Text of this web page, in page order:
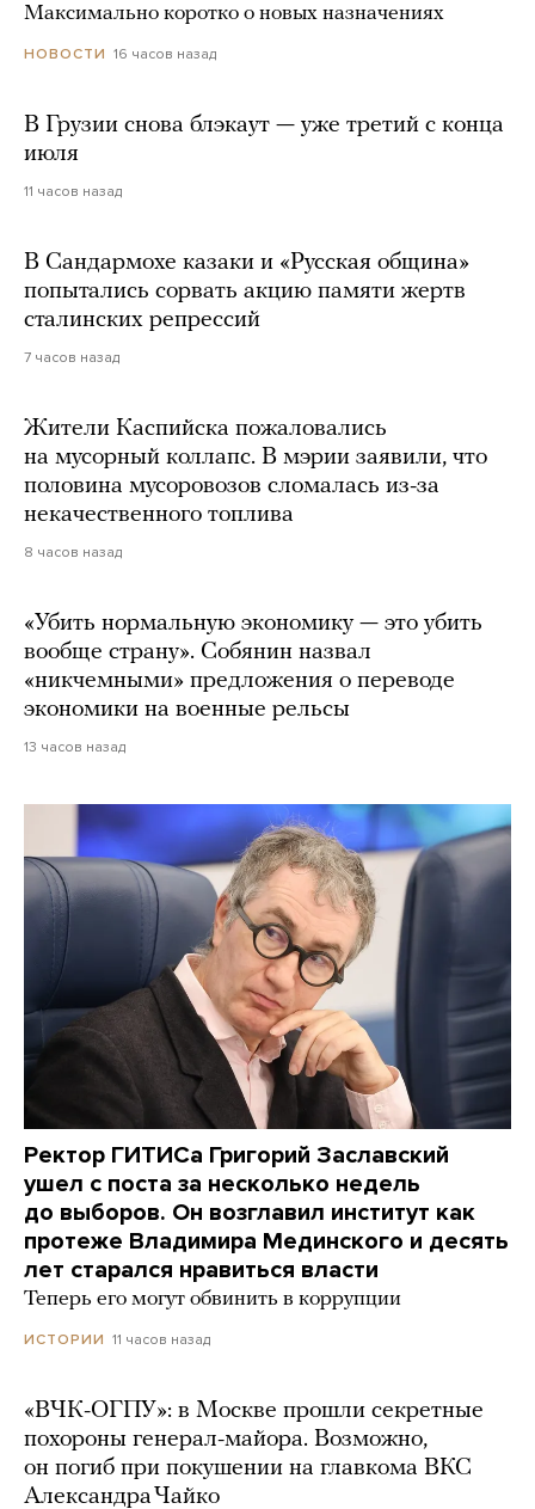
Максимально коротко о новых назначениях
НОВОСТИ 16 часов назад
В Грузии снова блэкаут — уже третий с конца
июля
11 часов назад
В Сандармохе казаки и «Русская община»
попытались сорвать акцию памяти жертв
сталинских репрессий
7 часов назад
Жители Каспийска пожаловались
на мусорный коллапс. В мэрии заявили, что
половина мусоровозов сломалась из-за
некачественного топлива
8 часов назад
«Убить нормальную экономику — это убить
вообще страну». Собянин назвал
«никчемными» предложения о переводе
экономики на военные рельсы
13 часов назад
Ректор ГИТИСа Григорий Заславский
ушел с поста за несколько недель
до выборов. Он возглавил институт как
протеже Владимира Мединского и десять
лет старался нравиться власти
Теперь его могут обвинить в коррупции
ИСТОРИИ 11 часов назад
«ВЧК-ОГПУ»: в Москве прошли секретные
похороны генерал-майора. Возможно,
он погиб при покушении на главкома ВКС
Александра Чайко